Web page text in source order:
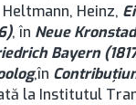
Heinz,
, în Neue
Bayern
,în
la Institutul